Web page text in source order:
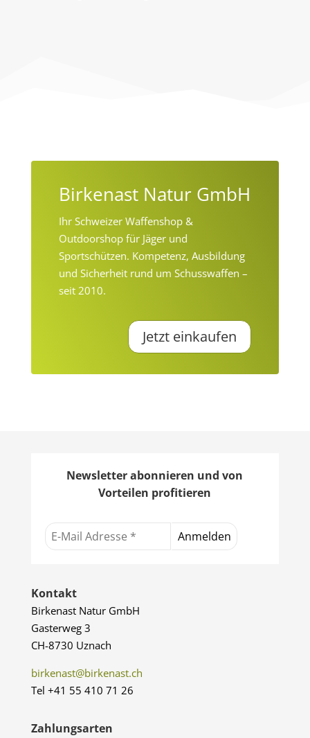
Birkenast Natur GmbH
Ihr Schweizer Waffenshop &
Outdoorshop für Jäger und
Sportschützen. Kompetenz, Ausbildung
und Sicherheit rund um Schusswaffen –
seit 2010.
Jetzt einkaufen
Newsletter abonnieren und von
Vorteilen profitieren
Kontakt
Birkenast Natur GmbH
Gasterweg 3
CH-8730 Uznach
birkenast@birkenast.ch
Tel +41 55 410 71 26
Zahlungsarten